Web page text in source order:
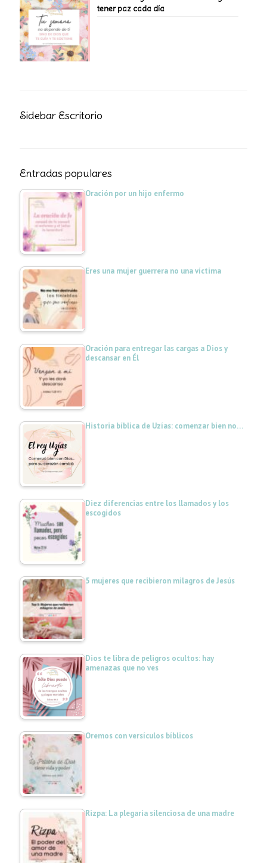
tener paz cada día
Sidebar Escritorio
Entradas populares
Oración por un hijo enfermo
Eres una mujer guerrera no una víctima
Oración para entregar las cargas a Dios y
descansar en Él
Historia bíblica de Uzías: comenzar bien no…
Diez diferencias entre los llamados y los
escogidos
5 mujeres que recibieron milagros de Jesús
Dios te libra de peligros ocultos: hay
amenazas que no ves
Oremos con versículos bíblicos
Rizpa: La plegaria silenciosa de una madre